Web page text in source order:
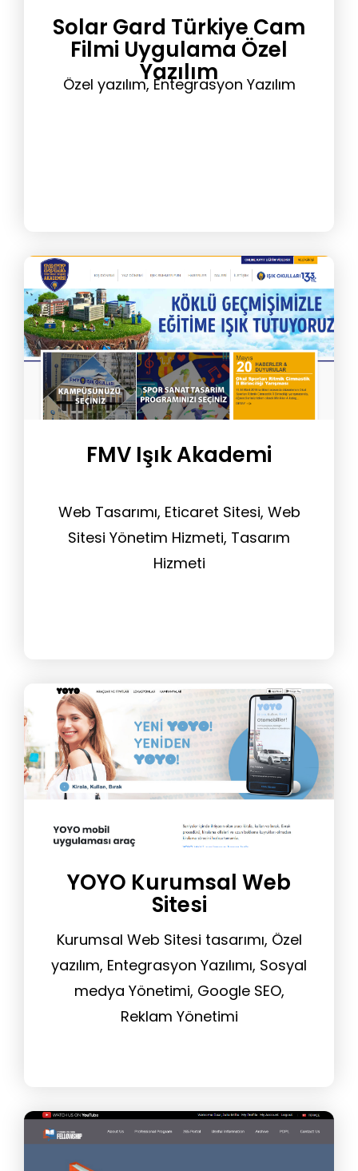
Solar Gard Türkiye Cam
Filmi Uygulama Özel
Yazılım
Özel yazılım, Entegrasyon Yazılım
FMV Işık Akademi
Web Tasarımı, Eticaret Sitesi, Web
Sitesi Yönetim Hizmeti, Tasarım
Hizmeti
YOYO Kurumsal Web
Sitesi
Kurumsal Web Sitesi tasarımı, Özel
yazılım, Entegrasyon Yazılımı, Sosyal
medya Yönetimi, Google SEO,
Reklam Yönetimi